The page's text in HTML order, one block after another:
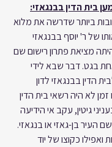
בית הדין בבנגאזי:
ביותר שדרשה את מלוא
של ר' יוסף בבנגאזי
מציאת פתרון רישום שם
בגט. דבר שבא לידי
הדין בבנגאזי לדון
זמן לא היה רשאי בית הדין
גיטין, עקב אי הידיעה
העיר בן-גאזי או בנגאזי.
כקוצו של יוד